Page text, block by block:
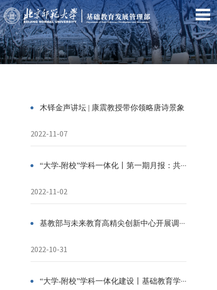
木铎金声讲坛 | 康震教授带你领略唐诗景象
2022-11-07
“大学-附校”学科一体化丨第一期月报：共研共创共成长 同心同向同发展
2022-11-02
基教部与未来教育高精尖创新中心开展调研交流活动
2022-10-31
“大学-附校”学科一体化建设丨基础教育学科共同体活动周历（10.31-11.6）